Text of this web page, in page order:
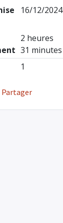
16/12/2024
2 heures
31 minutes
1
Partager